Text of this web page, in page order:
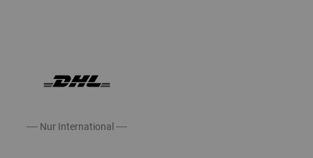
---- Nur International ----